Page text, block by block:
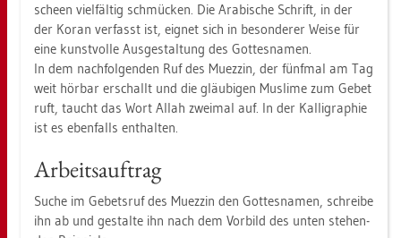
sche­en viel­fäl­tig schmü­cken. Die Ara­bi­sche Schrift, in der
der Koran ver­fasst ist, eig­net sich in be­son­de­rer Weise für
eine kunst­vol­le Aus­ge­stal­tung des Got­tes­na­men.
In dem nach­fol­gen­den Ruf des Mu­ez­zin, der fünf­mal am Tag
weit hör­bar er­schallt und die gläu­bi­gen Mus­li­me zum Gebet
ruft, taucht das Wort Allah zwei­mal auf. In der Kal­li­gra­phie
ist es eben­falls ent­hal­ten.
Ar­beits­auf­trag
Suche im Ge­bets­ruf des Mu­ez­zin den Got­tes­na­men, schrei­be
ihn ab und ge­stal­te ihn nach dem Vor­bild des unten ste­hen­